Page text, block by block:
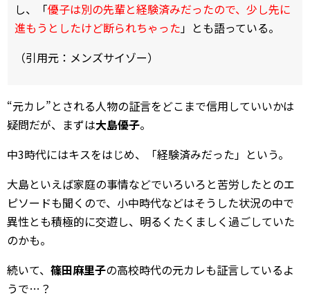
し、「優子は別の先輩と経験済みだったので、少し先に
進もうとしたけど断られちゃった」とも語っている。
（引用元：メンズサイゾー）
“元カレ”とされる人物の証言をどこまで信用していいかは
疑問だが、まずは大島優子。
中3時代にはキスをはじめ、「経験済みだった」という。
大島といえば家庭の事情などでいろいろと苦労したとのエ
ピソードも聞くので、小中時代などはそうした状況の中で
異性とも積極的に交遊し、明るくたくましく過ごしていた
のかも。
続いて、 篠田麻里子の高校時代の元カレも証言しているよ
うで…？